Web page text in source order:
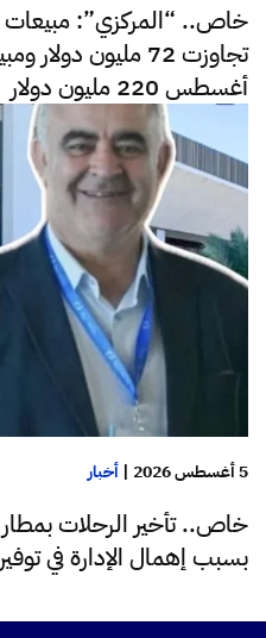
خاص.. “المركزي”: مبيعات
تجاوزت 72 مليون
أغسطس 220 مليون دولار
5 أغسطس 2026 | أخبار
خاص.. تأخير الرحلات
بسبب إهمال الإدارة في